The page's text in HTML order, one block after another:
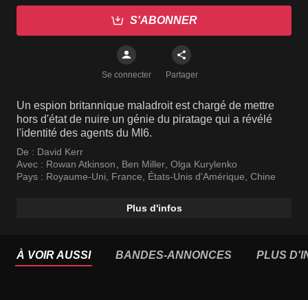
S'ABONNER
Se connecter Partager
Un espion britannique maladroit est chargé de mettre
hors d'état de nuire un génie du piratage qui a révélé
l'identité des agents du MI6.
De : David Kerr
Avec : Rowan Atkinson, Ben Miller, Olga Kurylenko
Pays : Royaume-Uni, France, États-Unis d'Amérique, Chine
Plus d'infos
À VOIR AUSSI BANDES-ANNONCES PLUS